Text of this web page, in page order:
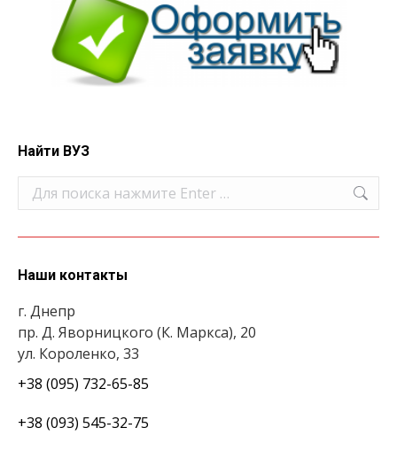
Найти ВУЗ
Поиск:
Наши контакты
г. Днепр
пр. Д. Яворницкого (К. Маркса), 20
ул. Короленко, 33
+38 (095) 732-65-85
+38 (093) 545-32-75